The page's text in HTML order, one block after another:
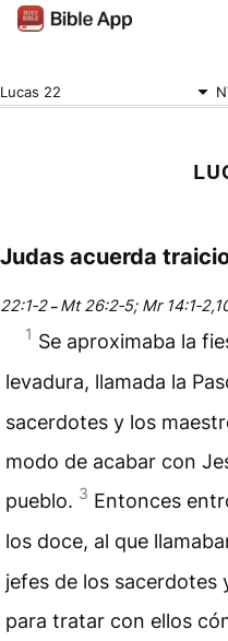
Lucas 22
Judas acuerda
22:1‑2– Mt 26:2‑5; Mr
1 Se aproximaba la
levadura, llamada la
sacerdotes y los
modo de acabar con
pueblo. 3 Entonces
los doce, al que
jefes de los sacerdotes
para tratar con ellos